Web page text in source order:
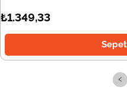
₺1.349,33
‹